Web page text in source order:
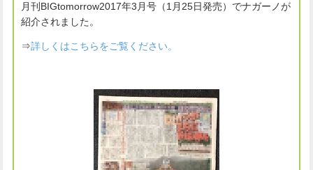
月刊BIGtomorrow2017年3月号（1月25日発売）でナガーノが
紹介されました。
⇒詳しくはこちらをご覧ください。